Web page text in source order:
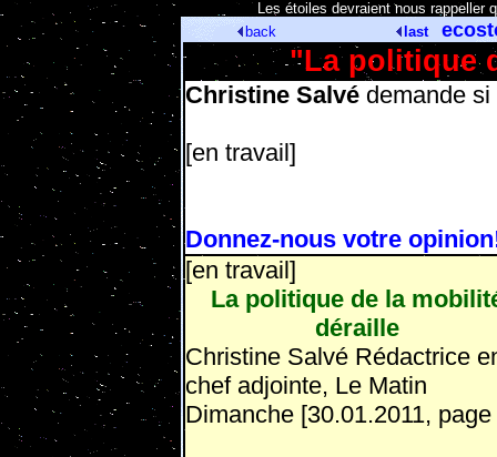
[ Les étoiles devraient nous rappeller
back
last
"La politique
Christine Salvé demande si
[en travail]
Donnez-nous votre
[en travail]
La politique de la
déraille
Christine Salvé Rédactrice
chef adjointe, Le Matin
Dimanche [30.01.2011, page